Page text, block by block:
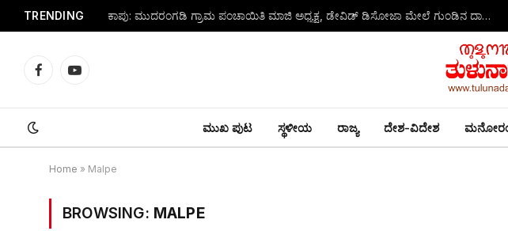
TRENDING ಕಾಪು: ಮುದರಂಗಡಿ ಗ್ರಾಮ ಪಂಚಾಯಿತಿ ಮಾಜಿ ಅಧ್ಯಕ್ಷ, ಡೇವಿಡ್ ಡಿಸೋಜಾ ಮೇಲೆ ಗುಂಡಿನ ದಾಳಿ -ಭೀಕರ ಹತ್ಯೆ!
FacebookYouTube
ಮುಖ ಪುಟ ಸ್ಥಳೀಯ ರಾಜ್ಯ ದೇಶ-ವಿದೇಶ
Home » Malpe
BROWSING: MALPE